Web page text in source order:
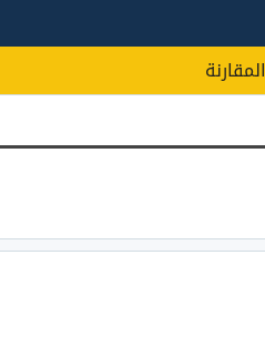
المقارنة